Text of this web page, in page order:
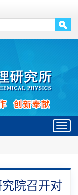
院召开对